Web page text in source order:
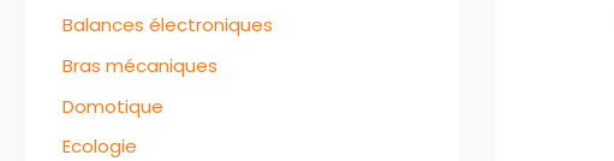
Balances électroniques
Bras mécaniques
Domotique
Ecologie